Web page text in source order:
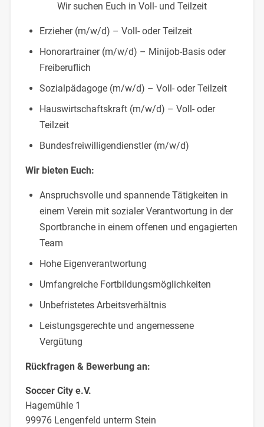
Wir suchen Euch in Voll- und Teilzeit
Erzieher (m/w/d) – Voll- oder Teilzeit
Honorartrainer (m/w/d) – Minijob-Basis oder
Freiberuflich
Sozialpädagoge (m/w/d) – Voll- oder Teilzeit
Hauswirtschaftskraft (m/w/d) – Voll- oder
Teilzeit
Bundesfreiwilligendienstler (m/w/d)
Wir bieten Euch:
Anspruchsvolle und spannende Tätigkeiten in
einem Verein mit sozialer Verantwortung in der
Sportbranche in einem offenen und engagierten
Team
Hohe Eigenverantwortung
Umfangreiche Fortbildungsmöglichkeiten
Unbefristetes Arbeitsverhältnis
Leistungsgerechte und angemessene
Vergütung
Rückfragen & Bewerbung an:
Soccer City e.V.
Hagemühle 1
99976 Lengenfeld unterm Stein